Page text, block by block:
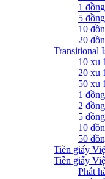
1
5
10
20
Transitional
10 xu
20 xu
50 xu
1
2
5
10
50
Tiền giấy
Tiền giấy
Phát